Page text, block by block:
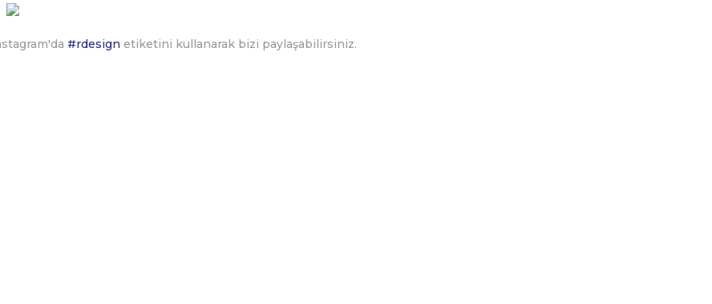
#rdesign etiketini kullanarak bizi paylaşabilirsiniz.